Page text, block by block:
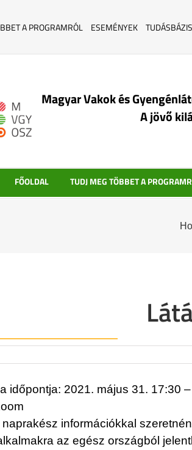
A PROGRAMRÓL ESEMÉNYEK TUDÁSBÁZIS
Magyar Vakok és
A jövő
FŐOLDAL TUDJ MEG TÖBBET A
időpontja: 2021. május 31. 17:30
információkkal
az egész országból